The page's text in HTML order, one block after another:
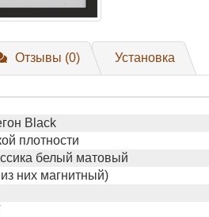
Отзывы (0) Установка
Black
плотности
белый матовый
них магнитный)